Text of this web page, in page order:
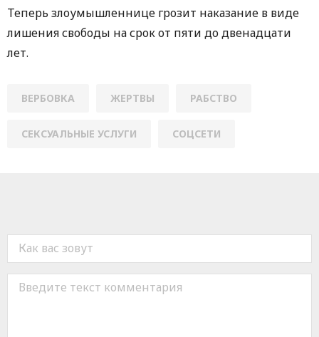
Теперь злоумышленнице грозит наказание в виде
лишения свободы на срок от пяти до двенадцати
лет.
ВЕРБОВКА ЖЕРТВЫ РАБСТВО
СЕКСУАЛЬНЫЕ УСЛУГИ СОЦСЕТИ